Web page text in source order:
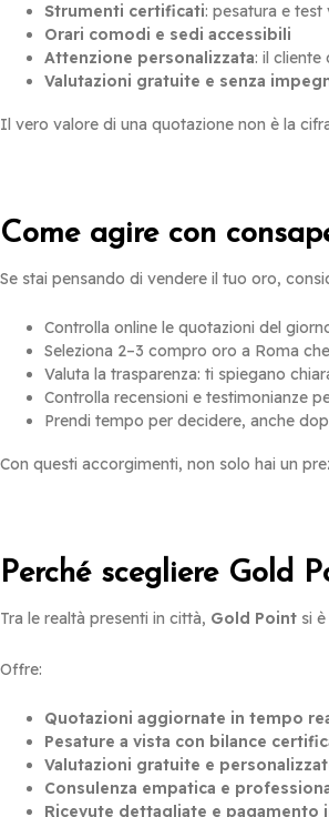
Strumenti certificati: pesatura e
Orari comodi e sedi accessibili
Attenzione personalizzata: il cliente
Valutazioni gratuite e senza
Il vero valore di una quotazione non è la
Come agire con
Se stai pensando di vendere il tuo oro,
Controlla online le quotazioni del
Seleziona 2–3 compro oro a Roma
Valuta la trasparenza: ti spiegano
Controlla recensioni e testimonianze
Prendi tempo per decidere, anche
Con questi accorgimenti, non solo hai un
Perché scegliere Gold
Tra le realtà presenti in città, Gold Point si
Offre:
Quotazioni aggiornate in tempo
Pesature a vista con bilance
Valutazioni gratuite e
Consulenza empatica e
Ricevute dettagliate e pagamento